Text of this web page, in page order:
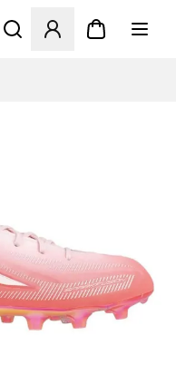
Åpner en Modal for å